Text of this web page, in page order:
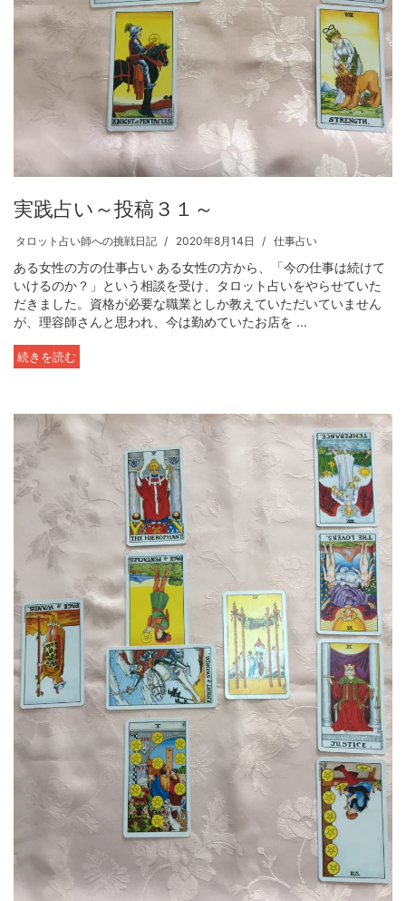
実践占い～投稿３１～
タロット占い師への挑戦日記 2020年8月14日 仕事占い
ある女性の方の仕事占い ある女性の方から、「今の仕事は続けて
いけるのか？」という相談を受け、タロット占いをやらせていた
だきました。資格が必要な職業としか教えていただいていません
が、理容師さんと思われ、今は勤めていたお店を ...
続きを読む